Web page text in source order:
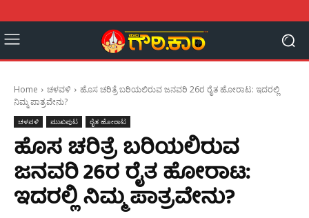
Home ಚಳವಳಿ
ಹೊಸ ಚರಿತ್ರೆ ಬರಿಯಲಿರುವ ಜನವರಿ 26ರ ರೈತ ಹೋರಾಟ: ಇದರಲ್ಲಿ
ನಿಮ್ಮ ಪಾತ್ರವೇನು?
ಚಳವಳಿ ಮುಖಪುಟ ರೈತ ಹೋರಾಟ
ಹೊಸ ಚರಿತ್ರೆ ಬರಿಯಲಿರುವ
ಜನವರಿ 26ರ ರೈತ ಹೋರಾಟ:
ಇದರಲ್ಲಿ ನಿಮ್ಮ ಪಾತ್ರವೇನು?